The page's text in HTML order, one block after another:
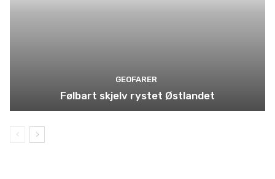
GEOFARER
Følbart skjelv rystet Østlandet